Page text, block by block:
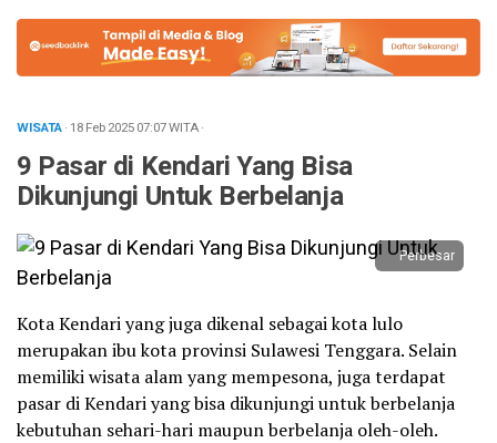
WISATA· 18 Feb 202507:07WITA·
9 Pasar di Kendari Yang Bisa
Dikunjungi Untuk Berbelanja
Perbesar
Kota Kendari yang juga dikenal sebagai kota lulo
merupakan ibu kota provinsi Sulawesi Tenggara. Selain
memiliki wisata alam yang mempesona, juga terdapat
pasar di Kendari yang bisa dikunjungi untuk berbelanja
kebutuhan sehari-hari maupun berbelanja oleh-oleh.